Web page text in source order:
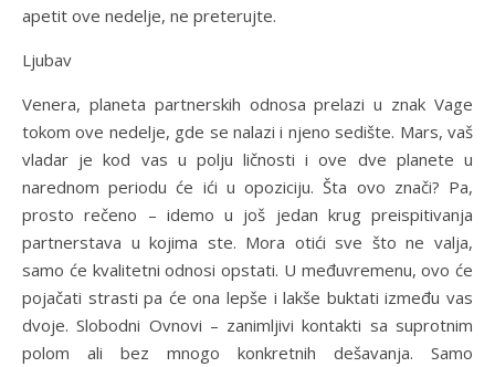
apetit ove nedelje, ne preterujte.
Ljubav
Venera, planeta partnerskih odnosa prelazi u znak Vage
tokom ove nedelje, gde se nalazi i njeno sedište. Mars, vaš
vladar je kod vas u polju ličnosti i ove dve planete u
narednom periodu će ići u opoziciju. Šta ovo znači? Pa,
prosto rečeno – idemo u još jedan krug preispitivanja
partnerstava u kojima ste. Mora otići sve što ne valja,
samo će kvalitetni odnosi opstati. U međuvremenu, ovo će
pojačati strasti pa će ona lepše i lakše buktati između vas
dvoje. Slobodni Ovnovi – zanimljivi kontakti sa suprotnim
polom ali bez mnogo konkretnih dešavanja. Samo